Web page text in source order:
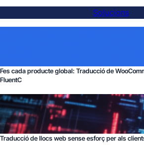
Solucions
Fes cada producte global: Traducció de
FluentC
Traducció de llocs web sense esforç per als